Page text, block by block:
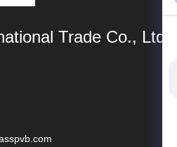
Trade Co., Ltd.